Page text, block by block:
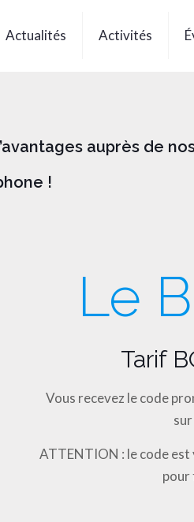
Actualités Activités
auprès de
!
Le
Tarif
Vous recevez le code
ATTENTION : le code est
pour